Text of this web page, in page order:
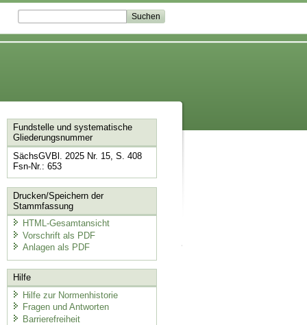
Fundstelle und systematische
Gliederungsnummer
SächsGVBl. 2025 Nr. 15, S. 408
Fsn-Nr.: 653
Drucken/Speichern der
Stammfassung
HTML-Gesamtansicht
Vorschrift als PDF
Anlagen als PDF
Hilfe
Hilfe zur Normenhistorie
Fragen und Antworten
Barrierefreiheit